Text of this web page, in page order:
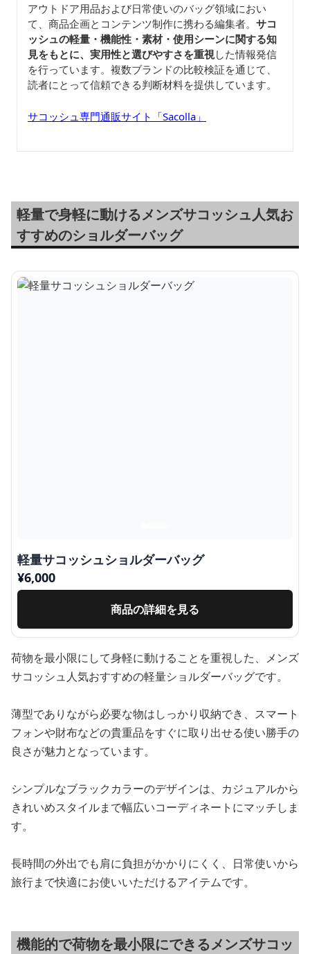
アウトドア用品および日常使いのバッグ領域におい
て、商品企画とコンテンツ制作に携わる編集者。 サコ
ッシュの軽量・機能性・素材・使用シーンに関する知
見をもとに、実用性と選びやすさを重視した情報発信
を行っています。複数ブランドの比較検証を通じて、
読者にとって信頼できる判断材料を提供しています。
サコッシュ専門通販サイト「Sacolla」
軽量で身軽に動けるメンズサコッシュ人気お
すすめのショルダーバッグ
軽量サコッシュショルダーバッグ
¥6,000
商品の詳細を見る
荷物を最小限にして身軽に動けることを重視した、メンズ
サコッシュ人気おすすめの軽量ショルダーバッグです。
薄型でありながら必要な物はしっかり収納でき、スマート
フォンや財布などの貴重品をすぐに取り出せる使い勝手の
良さが魅力となっています。
シンプルなブラックカラーのデザインは、カジュアルから
きれいめスタイルまで幅広いコーディネートにマッチしま
す。
長時間の外出でも肩に負担がかかりにくく、日常使いから
旅行まで快適にお使いいただけるアイテムです。
機能的で荷物を最小限にできるメンズサコッ